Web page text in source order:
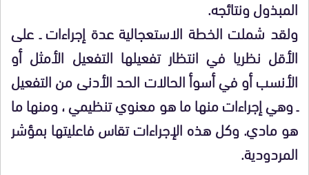
المبذول ونتائجه.
ولقد شملت الخطة الاستعجالية عدة إجراءات ـ على
الأقل نظريا في انتظار تفعيلها التفعيل الأمثل أو
الأنسب أو في أسوأ الحالات الحد الأدنى من التفعيل
ـ وهي إجراءات منها ما هو معنوي تنظيمي ، ومنها ما
هو مادي. وكل هذه الإجراءات تقاس فاعليتها بمؤشر
المردودية.